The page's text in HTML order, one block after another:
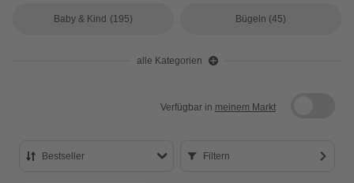
Baby & Kind (195) Bügeln (45)
alle Kategorien
Verfügbar in meinem Markt
Bestseller Filtern